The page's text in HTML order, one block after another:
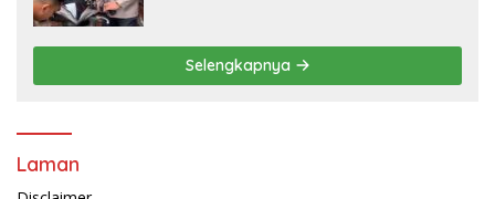
Selengkapnya
Laman